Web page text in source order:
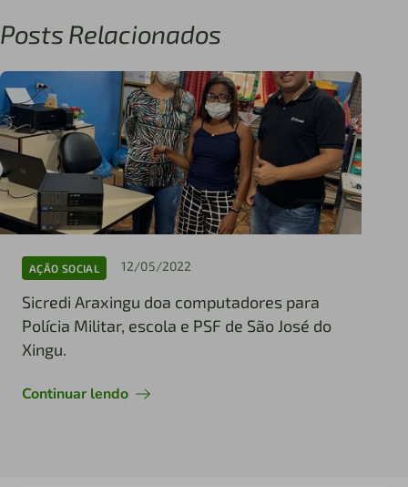
Posts Relacionados
AÇÃO SOCIAL 12/05/2022
Sicredi Araxingu doa computadores para
Polícia Militar, escola e PSF de São José do
Xingu.
Continuar lendo